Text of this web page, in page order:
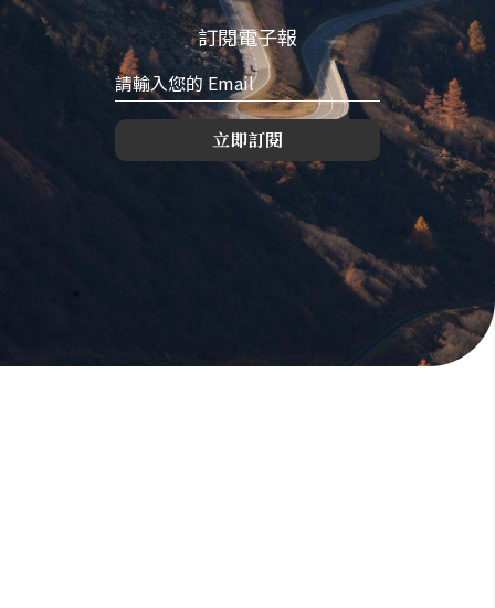
訂閱電子報
立即訂閱